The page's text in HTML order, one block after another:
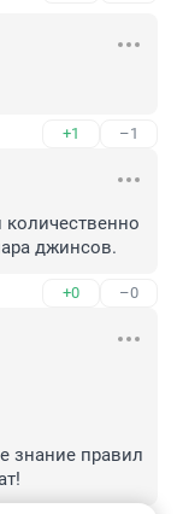
+1 –1
джинсов.
+0 –0
знание правил